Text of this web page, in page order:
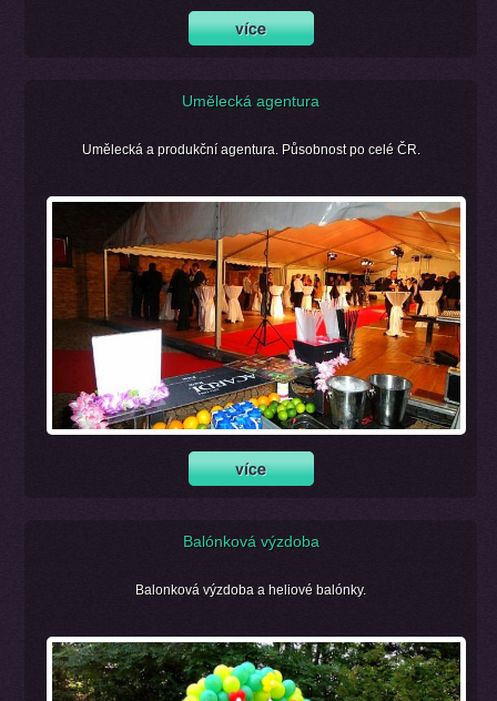
Umělecká agentura
Umělecká a produkční agentura. Působnost po celé ČR.
Balónková výzdoba
Balonková výzdoba a heliové balónky.